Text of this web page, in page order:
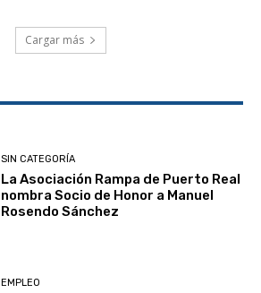
Cargar más
SIN CATEGORÍA
La Asociación Rampa de Puerto Real
nombra Socio de Honor a Manuel
Rosendo Sánchez
EMPLEO